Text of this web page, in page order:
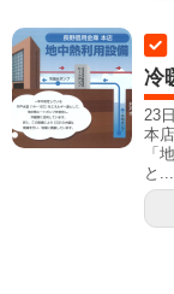
冷
23
本
「
と...